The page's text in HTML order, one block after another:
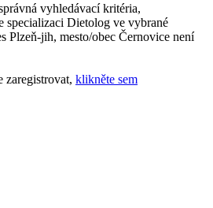
vyhledávací kritéria,
specializaci Dietolog ve vybrané
Plzeň-jih, mesto/obec Černovice není
zaregistrovat, klikněte sem